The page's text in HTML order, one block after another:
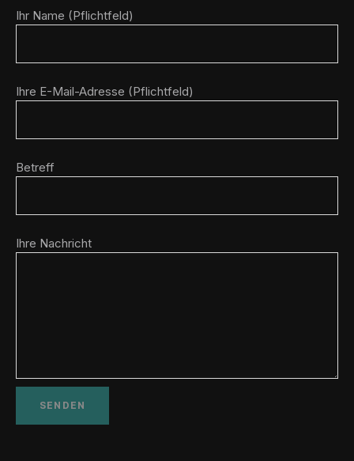
Ihr Name (Pflichtfeld)
Ihre E-Mail-Adresse (Pflichtfeld)
Betreff
Ihre Nachricht